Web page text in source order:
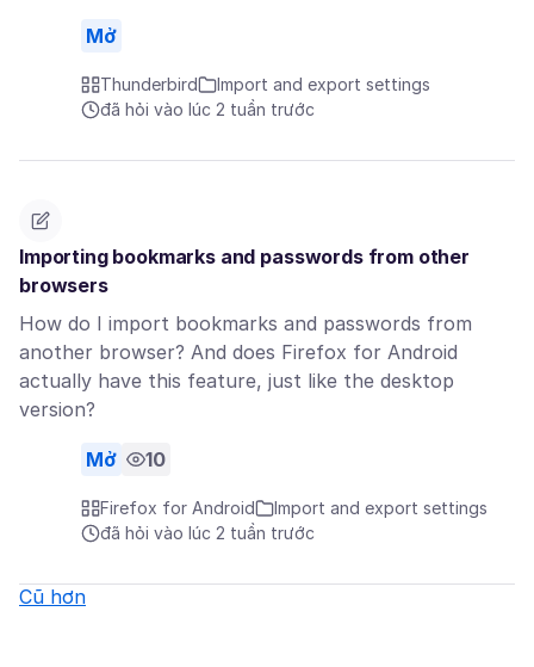
Mở
Thunderbird
Import and export settings
đã hỏi vào lúc 2 tuần trước
Importing bookmarks and passwords from other
browsers
How do I import bookmarks and passwords from
another browser? And does Firefox for Android
actually have this feature, just like the desktop
version?
Mở 10
Firefox for Android
Import and export settings
đã hỏi vào lúc 2 tuần trước
Cũ hơn